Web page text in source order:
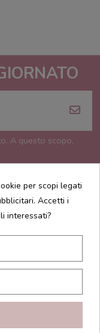
A questo scopo,
SERVICES srl - P. iva: IT
per scopi legati
Accetti i
interessati?